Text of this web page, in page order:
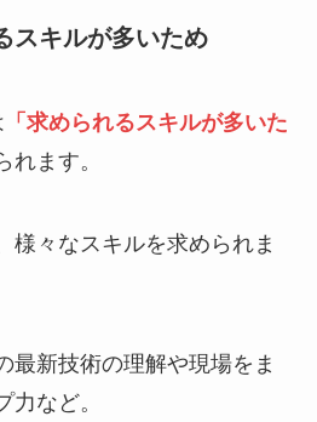
スキルが多いため
「求められるスキルが多いた
れます。
様々なスキルを求められま
最新技術の理解や現場をま
力など。